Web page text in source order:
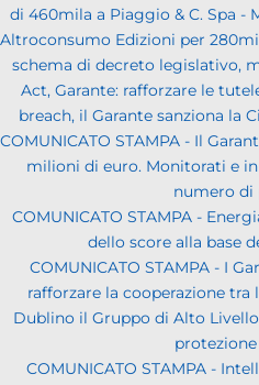
di 460mila a Piaggio & C. Spa -
Altroconsumo Edizioni per
schema di decreto legislativo,
Act, Garante: rafforzare le
breach, il Garante sanziona la
COMUNICATO STAMPA - Il
milioni di euro. Monitorati e
numero di
COMUNICATO STAMPA -
dello score alla base
COMUNICATO STAMPA - I
rafforzare la cooperazione
Dublino il Gruppo di Alto
COMUNICATO STAMPA -